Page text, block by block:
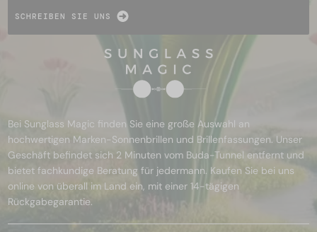
SCHREIBEN SIE UNS
Bei Sunglass Magic finden Sie eine große Auswahl an
hochwertigen Marken-Sonnenbrillen und Brillenfassungen. Unser
Geschäft befindet sich 2 Minuten vom Buda-Tunnel entfernt und
bietet fachkundige Beratung für jedermann. Kaufen Sie bei uns
online von überall im Land ein, mit einer 14-tägigen
Rückgabegarantie.